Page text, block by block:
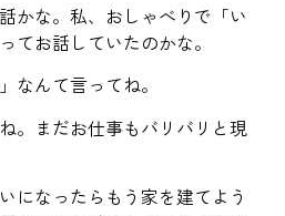
かな。私、おしゃべりで「い
てお話していたのかな。
なんて言ってね。
。まだお仕事もバリバリと現
になったらもう家を建てよう